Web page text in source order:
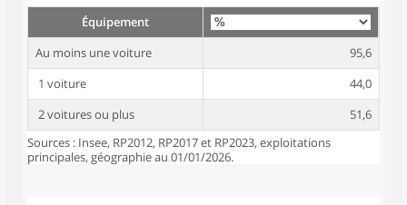
Équipement
Au moins une voiture
95,6
1 voiture
44,0
2 voitures ou plus
51,6
Sources : Insee, RP2012, RP2017 et RP2023, exploitations
principales, géographie au 01/01/2026.